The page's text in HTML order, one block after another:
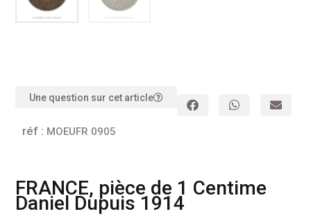
Une question sur cet article
réf : MOEUFR 0905
FRANCE, pièce de 1 Centime
Daniel Dupuis 1914